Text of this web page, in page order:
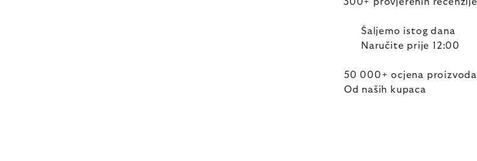
Šaljemo istog dana
Naručite prije 12:00
50 000+ ocjena proizvoda
Od naših kupaca